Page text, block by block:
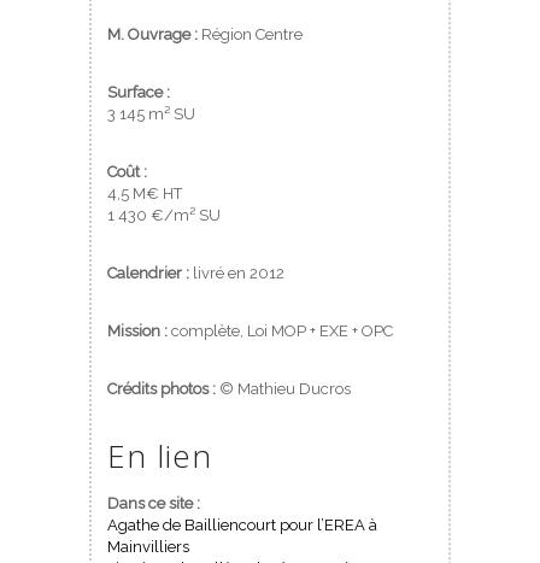
M. Ouvrage : Région Centre
Surface :
3 145 m² SU
Coût :
4,5 M€ HT
1 430 €/m² SU
Calendrier : livré en 2012
Mission : complète, Loi MOP + EXE + OPC
Crédits photos : © Mathieu Ducros
En lien
Dans ce site :
Agathe de Bailliencourt pour l’EREA à
Mainvilliers